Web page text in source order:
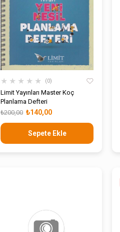
★ ★ ★ ★ ★ 0
Limit Yayınları Master Koç
Planlama Defteri
₺140,00
₺200,00
Sepete Ekle